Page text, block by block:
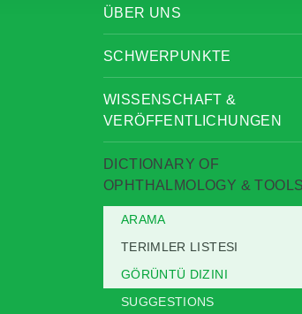
ÜBER UNS
SCHWERPUNKTE
WISSENSCHAFT &
VERÖFFENTLICHUNGEN
DICTIONARY OF
OPHTHALMOLOGY & TOOLS
ARAMA
TERIMLER LISTESI
GÖRÜNTÜ DIZINI
SUGGESTIONS